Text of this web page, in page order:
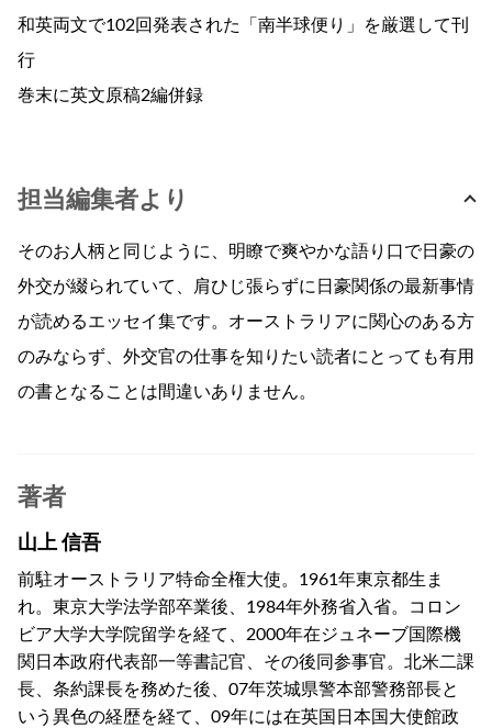
和英両文で102回発表された「南半球便り」を厳選して刊
行
巻末に英文原稿2編併録
担当編集者より
そのお人柄と同じように、明瞭で爽やかな語り口で日豪の
外交が綴られていて、肩ひじ張らずに日豪関係の最新事情
が読めるエッセイ集です。オーストラリアに関心のある方
のみならず、外交官の仕事を知りたい読者にとっても有用
の書となることは間違いありません。
著者
山上 信吾
前駐オーストラリア特命全権大使。1961年東京都生ま
れ。東京大学法学部卒業後、1984年外務省入省。コロン
ビア大学大学院留学を経て、2000年在ジュネーブ国際機
関日本政府代表部一等書記官、その後同参事官。北米二課
長、条約課長を務めた後、07年茨城県警本部警務部長と
いう異色の経歴を経て、09年には在英国日本国大使館政